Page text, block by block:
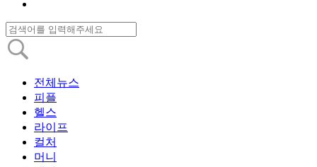
전체뉴스
피플
헬스
라이프
컬처
머니